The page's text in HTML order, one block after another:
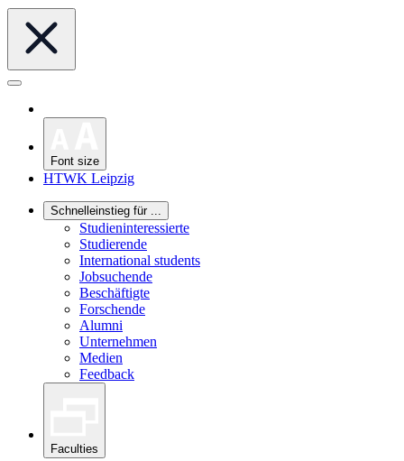
Font size
HTWK Leipzig
Schnelleinstieg für ...
Studieninteressierte
Studierende
International students
Jobsuchende
Beschäftigte
Forschende
Alumni
Unternehmen
Medien
Feedback
Faculties